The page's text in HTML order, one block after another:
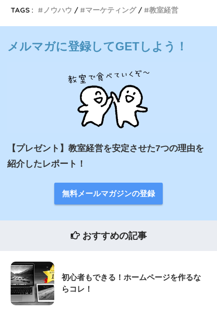
TAGS :
ノウハウ マーケティング 教室経営
メルマガに登録してGETしよう！
【プレゼント】教室経営を安定させた7つの理由を
紹介したレポート！
無料メールマガジンの登録
おすすめの記事
初心者もできる！ホームページを作るな
らコレ！